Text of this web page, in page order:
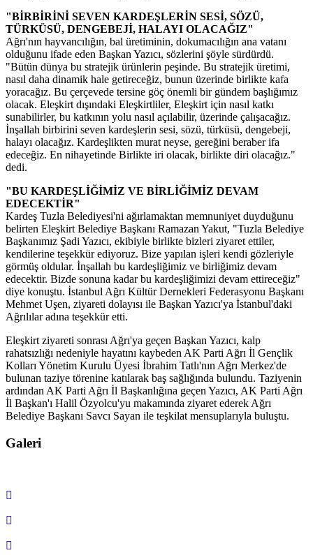
"BİRBİRİNİ SEVEN KARDEŞLERİN SESİ, SÖZÜ,
TÜRKÜSÜ, DENGEBEJİ, HALAYI OLACAĞIZ"
Ağrı'nın hayvancılığın, bal üretiminin, dokumacılığın ana vatanı
olduğunu ifade eden Başkan Yazıcı, sözlerini şöyle sürdürdü.
"Bütün dünya bu stratejik ürünlerin peşinde. Bu stratejik üretimi,
nasıl daha dinamik hale getireceğiz, bunun üzerinde birlikte kafa
yoracağız. Bu çerçevede tersine göç önemli bir gündem başlığımız
olacak. Eleşkirt dışındaki Eleşkirtliler, Eleşkirt için nasıl katkı
sunabilirler, bu katkının yolu nasıl açılabilir, üzerinde çalışacağız.
İnşallah birbirini seven kardeşlerin sesi, sözü, türküsü, dengebeji,
halayı olacağız. Kardeşlikten murat neyse, gereğini beraber ifa
edeceğiz. En nihayetinde Birlikte iri olacak, birlikte diri olacağız."
dedi.
"BU KARDEŞLİĞİMİZ VE BİRLİĞİMİZ DEVAM
EDECEKTİR"
Kardeş Tuzla Belediyesi'ni ağırlamaktan memnuniyet duyduğunu
belirten Eleşkirt Belediye Başkanı Ramazan Yakut, "Tuzla Belediye
Başkanımız Şadi Yazıcı, ekibiyle birlikte bizleri ziyaret ettiler,
kendilerine teşekkür ediyoruz. Bize yapılan işleri kendi gözleriyle
görmüş oldular. İnşallah bu kardeşliğimiz ve birliğimiz devam
edecektir. Bizde sonuna kadar bu kardeşliğimizi devam ettireceğiz"
diye konuştu. İstanbul Ağrı Kültür Dernekleri Federasyonu Başkanı
Mehmet Uşen, ziyareti dolayısı ile Başkan Yazıcı'ya İstanbul'daki
Ağrılılar adına teşekkür etti.
Eleşkirt ziyareti sonrası Ağrı'ya geçen Başkan Yazıcı, kalp
rahatsızlığı nedeniyle hayatını kaybeden AK Parti Ağrı İl Gençlik
Kolları Yönetim Kurulu Üyesi İbrahim Tatlı'nın Ağrı Merkez'de
bulunan taziye törenine katılarak baş sağlığında bulundu. Taziyenin
ardından AK Parti Ağrı İl Başkanlığına geçen Yazıcı, AK Parti Ağrı
İl Başkan'ı Halil Özyolcu'yu makamında ziyaret ederek Ağrı
Belediye Başkanı Savcı Sayan ile teşkilat mensuplarıyla buluştu.
Galeri